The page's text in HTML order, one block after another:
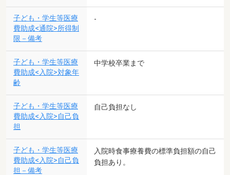
子ども・学生等医療
費助成<通院>所得制
限－備考
-
子ども・学生等医療
費助成<入院>対象年
齢
中学校卒業まで
子ども・学生等医療
費助成<入院>自己負
担
自己負担なし
子ども・学生等医療
費助成<入院>自己負
担－備考
入院時食事療養費の標準負担額の自己
負担あり。